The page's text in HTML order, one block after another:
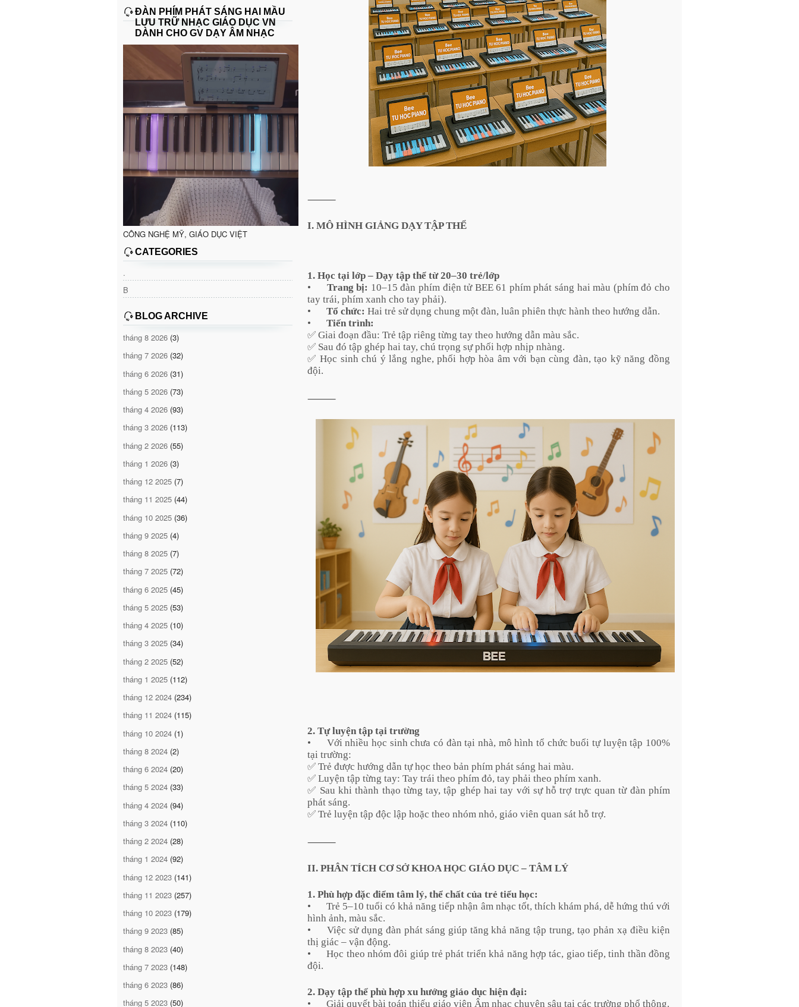
ĐÀN PHÍM PHÁT SÁNG HAI MẦU
LƯU TRỮ NHẠC GIÁO DỤC VN
DÀNH CHO GV DẠY ÂM NHẠC
CÔNG NGHỆ MỸ, GIÁO DỤC VIỆT
CATEGORIES
.
B
BLOG ARCHIVE
tháng 8 2026 (3)
tháng 7 2026 (32)
tháng 6 2026 (31)
tháng 5 2026 (73)
tháng 4 2026 (93)
tháng 3 2026 (113)
tháng 2 2026 (55)
tháng 1 2026 (3)
tháng 12 2025 (7)
tháng 11 2025 (44)
tháng 10 2025 (36)
tháng 9 2025 (4)
tháng 8 2025 (7)
tháng 7 2025 (72)
tháng 6 2025 (45)
tháng 5 2025 (53)
tháng 4 2025 (10)
tháng 3 2025 (34)
tháng 2 2025 (52)
tháng 1 2025 (112)
tháng 12 2024 (234)
tháng 11 2024 (115)
tháng 10 2024 (1)
tháng 8 2024 (2)
tháng 6 2024 (20)
tháng 5 2024 (33)
tháng 4 2024 (94)
tháng 3 2024 (110)
tháng 2 2024 (28)
tháng 1 2024 (92)
tháng 12 2023 (141)
tháng 11 2023 (257)
tháng 10 2023 (179)
tháng 9 2023 (85)
tháng 8 2023 (40)
tháng 7 2023 (148)
tháng 6 2023 (86)
tháng 5 2023 (50)
⸻
I. MÔ HÌNH GIẢNG DẠY TẬP THỂ
1. Học tại lớp – Dạy tập thể từ 20–30 trẻ/lớp
•
Trang bị: 10–15 đàn phím điện tử BEE 61 phím phát sáng hai màu (phím đỏ cho
tay trái, phím xanh cho tay phải).
•
Tổ chức: Hai trẻ sử dụng chung một đàn, luân phiên thực hành theo hướng dẫn.
•
Tiến trình:
✅ Giai đoạn đầu: Trẻ tập riêng từng tay theo hướng dẫn màu sắc.
✅ Sau đó tập ghép hai tay, chú trọng sự phối hợp nhịp nhàng.
✅ Học sinh chú ý lắng nghe, phối hợp hòa âm với bạn cùng đàn, tạo kỹ năng đồng
đội.
⸻
2. Tự luyện tập tại trường
•
Với nhiều học sinh chưa có đàn tại nhà, mô hình tổ chức buổi tự luyện tập 100%
tại trường:
✅ Trẻ được hướng dẫn tự học theo bản phím phát sáng hai màu.
✅ Luyện tập từng tay: Tay trái theo phím đỏ, tay phải theo phím xanh.
✅ Sau khi thành thạo từng tay, tập ghép hai tay với sự hỗ trợ trực quan từ đàn phím
phát sáng.
✅ Trẻ luyện tập độc lập hoặc theo nhóm nhỏ, giáo viên quan sát hỗ trợ.
⸻
II. PHÂN TÍCH CƠ SỞ KHOA HỌC GIÁO DỤC – TÂM LÝ
1. Phù hợp đặc điểm tâm lý, thể chất của trẻ tiểu học:
•
Trẻ 5–10 tuổi có khả năng tiếp nhận âm nhạc tốt, thích khám phá, dễ hứng thú với
hình ảnh, màu sắc.
•
Việc sử dụng đàn phát sáng giúp tăng khả năng tập trung, tạo phản xạ điều kiện
thị giác – vận động.
•
Học theo nhóm đôi giúp trẻ phát triển khả năng hợp tác, giao tiếp, tinh thần đồng
đội.
2. Dạy tập thể phù hợp xu hướng giáo dục hiện đại:
•
Giải quyết bài toán thiếu giáo viên Âm nhạc chuyên sâu tại các trường phổ thông.